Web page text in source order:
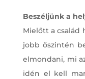
Beszéljünk a
Mielőtt a család
jobb őszintén
elmondani, mi
idén el kell